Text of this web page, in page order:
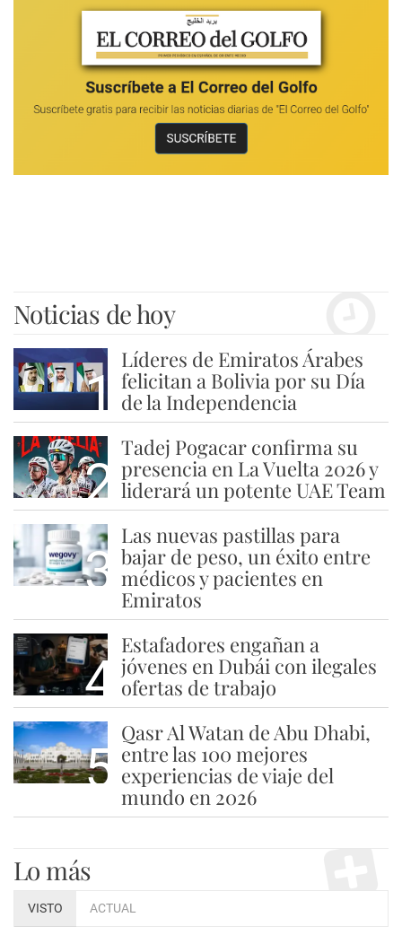
Noticias de hoy
1
Líderes de Emiratos Árabes
felicitan a Bolivia por su Día
de la Independencia
2
Tadej Pogacar confirma su
presencia en La Vuelta 2026 y
liderará un potente UAE Team
3
Las nuevas pastillas para
bajar de peso, un éxito entre
médicos y pacientes en
Emiratos
4
Estafadores engañan a
jóvenes en Dubái con ilegales
ofertas de trabajo
5
Qasr Al Watan de Abu Dhabi,
entre las 100 mejores
experiencias de viaje del
mundo en 2026
Lo más
VISTO ACTUAL